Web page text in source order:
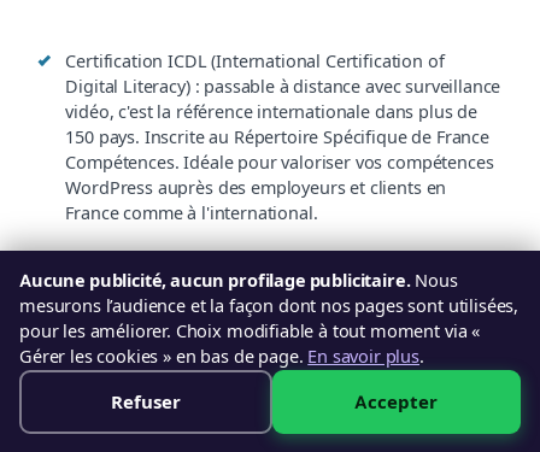
Certification ICDL (International Certification of
Digital Literacy) : passable à distance avec surveillance
vidéo, c'est la référence internationale dans plus de
150 pays. Inscrite au Répertoire Spécifique de France
Compétences. Idéale pour valoriser vos compétences
WordPress auprès des employeurs et clients en
France comme à l'international.
Nos formateurs vous orientent vers la certification la plus
adaptée à votre projet professionnel et vous préparent
spécifiquement à l'examen choisi. Le passage de la
certification est inclus dans le parcours certifiant CPF.
Réserver
Aucune publicité, aucun profilage publicitaire.Nous
mesurons l’audience et la façon dont nos pages sont utilisées,
pour les améliorer. Choix modifiable à tout moment via «
Gérer les cookies » en bas de page. En savoir plus.
Refuser Accepter